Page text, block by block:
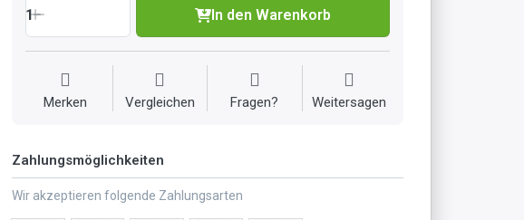
1 In den Warenkorb
Merken Vergleichen Fragen? Weitersagen
Zahlungsmöglichkeiten
Wir akzeptieren folgende Zahlungsarten